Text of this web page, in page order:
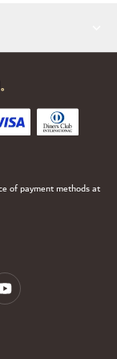
of payment methods at